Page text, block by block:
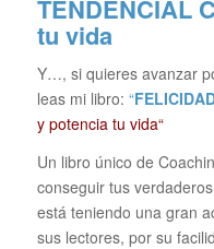
TENDENCIAL
tu vida
Y…, si quieres avanzar
leas mi libro: “
y potencia tu vida“
Un libro único de
conseguir tus
está teniendo una gran
sus lectores, por su